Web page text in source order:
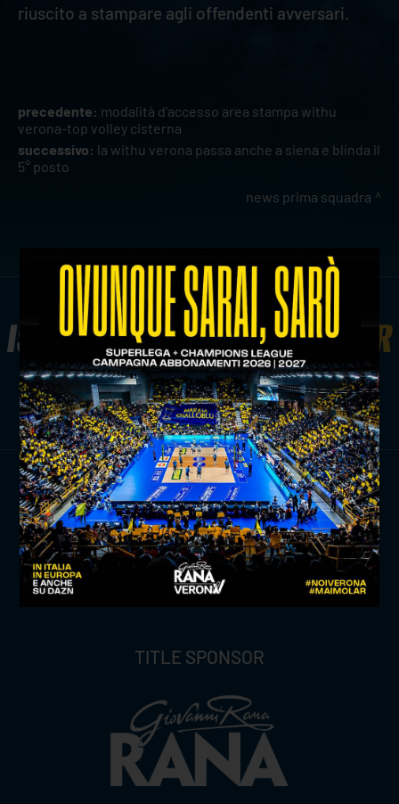
riuscito a stampare agli offendenti avversari.
precedente: modalità d'accesso area stampa withu
verona-top volley cisterna
successivo: la withu verona passa anche a siena e blinda il
5° posto
news prima squadra
ISCRIVITI ALLANEWSLETTER
ISCRIVITI ORA
TITLE SPONSOR